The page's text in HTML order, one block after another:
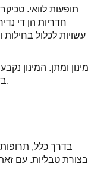
תופעות לוואי.
חדריות הן די
עשויות לכלול
מינון ומתן. המינון
בדרך כלל נע בין 100-70 מק"ג/דקה.
בדרך כלל,
בצורת טבליות. עם